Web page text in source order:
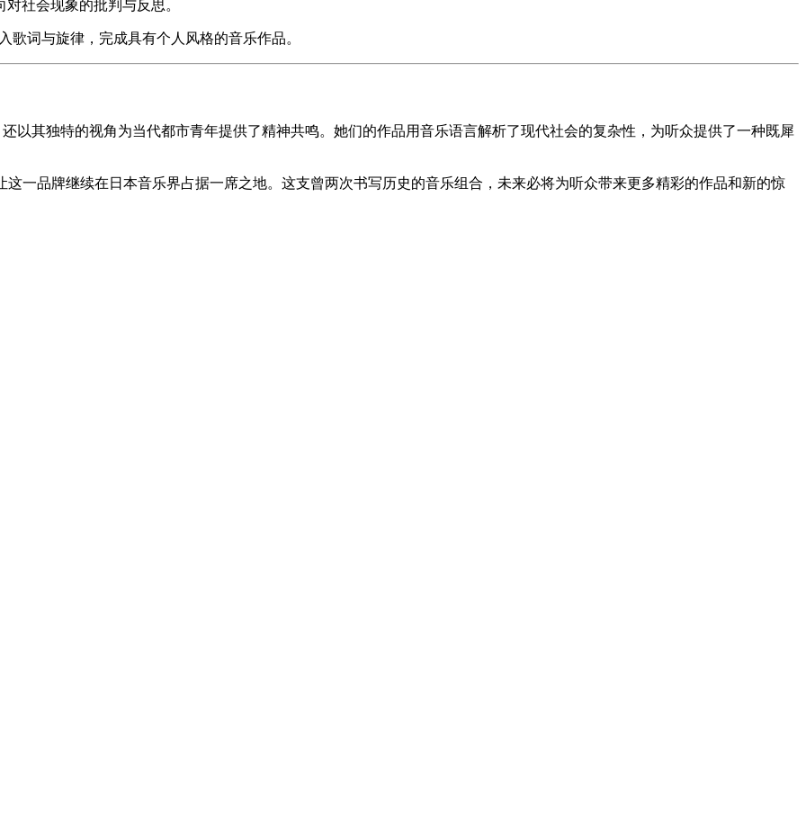
社会现象的批判与反思。
歌词与旋律，完成具有个人风格的音乐作品。
以其独特的视角为当代都市青年提供了精神共鸣。她们的作品用音乐语言解析了现代社会的复杂性，为听众提供了一种既犀
这一品牌继续在日本音乐界占据一席之地。这支曾两次书写历史的音乐组合，未来必将为听众带来更多精彩的作品和新的惊